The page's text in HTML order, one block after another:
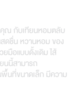
คุณ กับเทียนหอมตลับ
ชื่น หวานหอม ของ
มือแบบดั้งเดิม ไส้
นนี้สามารถ
นที่ขนาดเล็ก มีความ